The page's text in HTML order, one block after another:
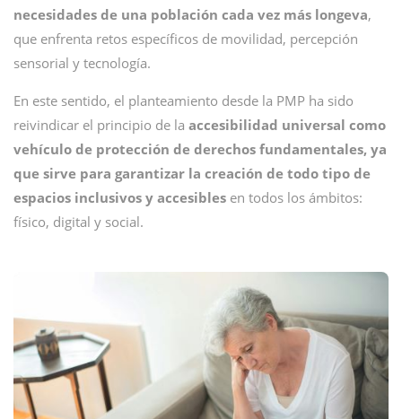
necesidades de una población cada vez más longeva,
que enfrenta retos específicos de movilidad, percepción
sensorial y tecnología.
En este sentido, el planteamiento desde la PMP ha sido
reivindicar el principio de la accesibilidad universal como
vehículo de protección de derechos fundamentales, ya
que sirve para garantizar la creación de todo tipo de
espacios inclusivos y accesibles en todos los ámbitos:
físico, digital y social.